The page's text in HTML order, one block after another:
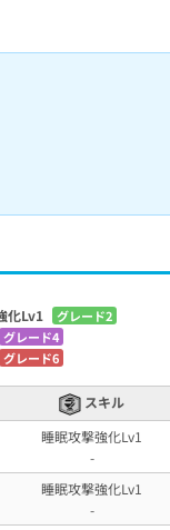
化Lv1 グレード2
グレード4
グレード6
スキル
睡眠攻撃強化Lv1
-
睡眠攻撃強化Lv1
-